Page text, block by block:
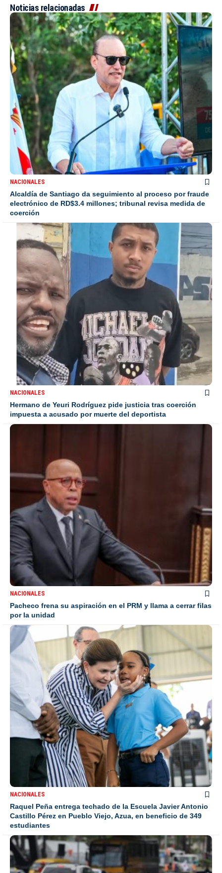
Noticias relacionadas
NACIONALES
Alcaldía de Santiago da seguimiento al proceso por fraude
electrónico de RD$3.4 millones; tribunal revisa medida de
coerción
NACIONALES
Hermano de Yeuri Rodríguez pide justicia tras coerción
impuesta a acusado por muerte del deportista
NACIONALES
Pacheco frena su aspiración en el PRM y llama a cerrar filas
por la unidad
NACIONALES
Raquel Peña entrega techado de la Escuela Javier Antonio
Castillo Pérez en Pueblo Viejo, Azua, en beneficio de 349
estudiantes